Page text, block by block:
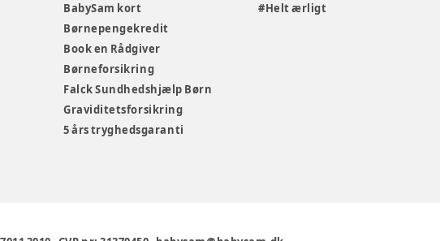
BabySam kort
Børnepengekredit
Book en Rådgiver
Børneforsikring
Falck Sundhedshjælp Børn
Graviditetsforsikring
5 års tryghedsgaranti
#Helt ærligt